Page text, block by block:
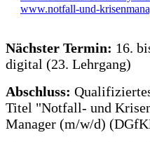
www.notfall-und-
Nächster Termin: 16.
digital (23. Lehrgang)
Abschluss:
Titel "Notfall- und
Manager (m/w/d)